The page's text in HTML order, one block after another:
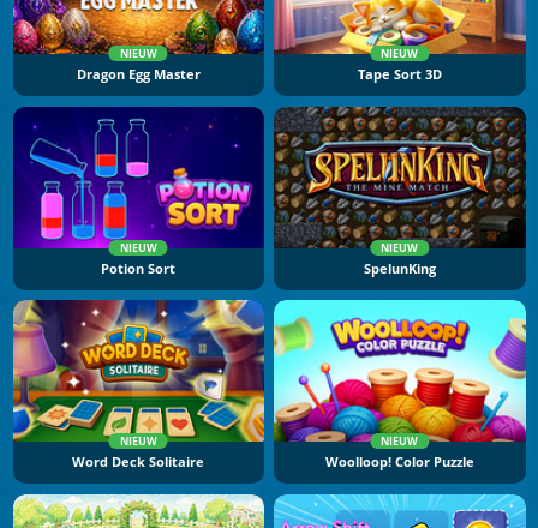
NIEUW
Dragon Egg Master
NIEUW
Tape Sort 3D
NIEUW
Potion Sort
NIEUW
SpelunKing
NIEUW
Word Deck Solitaire
NIEUW
Woolloop! Color Puzzle